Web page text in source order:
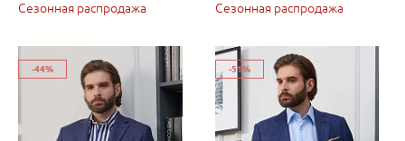
Сезонная распродажа Сезонная распродажа
-44% -51%